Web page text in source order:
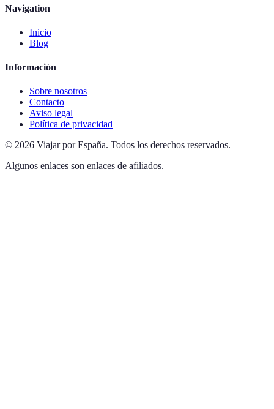
Navigation
Inicio
Blog
Información
Sobre nosotros
Contacto
Aviso legal
Política de privacidad
© 2026 Viajar por España. Todos los derechos reservados.
Algunos enlaces son enlaces de afiliados.